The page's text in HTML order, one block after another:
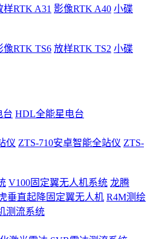
样RTK A31 影像RTK A40 小碟
像RTK TS6 放样RTK TS2 小碟
台 HDL全能星电台
仪 ZTS-710安卓智能全站仪 ZTS-
V100固定翼无人机系统 龙腾
垂直起降固定翼无人机 R4M测绘
测流系统